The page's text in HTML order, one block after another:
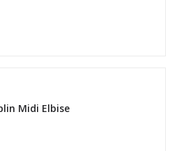
Midi Elbise